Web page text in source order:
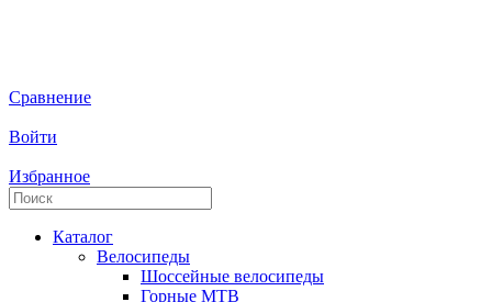
Сравнение
Войти
Избранное
Каталог
Велосипеды
Шоссейные велосипеды
Горные МTB